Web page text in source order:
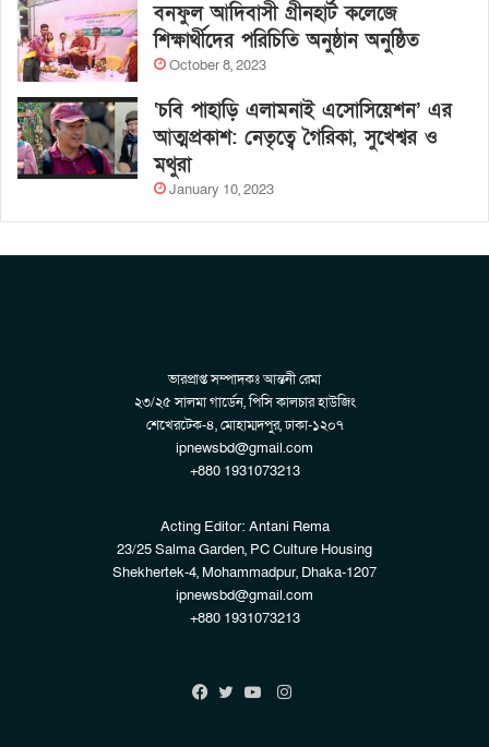
বনফুল আদিবাসী গ্রীনহার্ট কলেজে
শিক্ষার্থীদের পরিচিতি অনুষ্ঠান অনুষ্ঠিত
October 8, 2023
‘চবি পাহাড়ি এলামনাই এসোসিয়েশন’ এর
আত্মপ্রকাশ: নেতৃত্বে গৈরিকা, সুখেশ্বর ও
মথুরা
January 10, 2023
ভারপ্রাপ্ত সম্পাদকঃ আন্তনী রেমা
২৩/২৫ সালমা গার্ডেন, পিসি কালচার হাউজিং
শেখেরটেক-৪, মোহাম্মদপুর, ঢাকা-১২০৭
ipnewsbd@gmail.com
+880 1931073213
Acting Editor: Antani Rema
23/25 Salma Garden, PC Culture Housing
Shekhertek-4, Mohammadpur, Dhaka-1207
ipnewsbd@gmail.com
+880 1931073213
Instagram